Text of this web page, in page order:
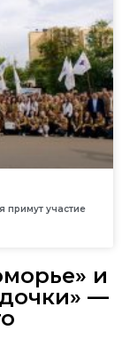
примут участие
и
—